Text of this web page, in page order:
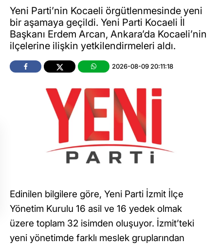
Yeni Parti’nin Kocaeli örgütlenmesinde yeni
bir aşamaya geçildi. Yeni Parti Kocaeli İl
Başkanı Erdem Arcan, Ankara’da Kocaeli’nin
ilçelerine ilişkin yetkilendirmeleri aldı.
2026-08-09 20:11:18
Edinilen bilgilere göre, Yeni Parti İzmit İlçe
Yönetim Kurulu 16 asil ve 16 yedek olmak
üzere toplam 32 isimden oluşuyor. İzmit’teki
yeni yönetimde farklı meslek gruplarından